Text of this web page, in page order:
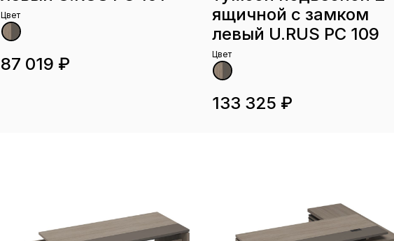
Цвет
87 019 ₽
ящичной с замком
левый U.RUS РС 109
Цвет
133 325 ₽